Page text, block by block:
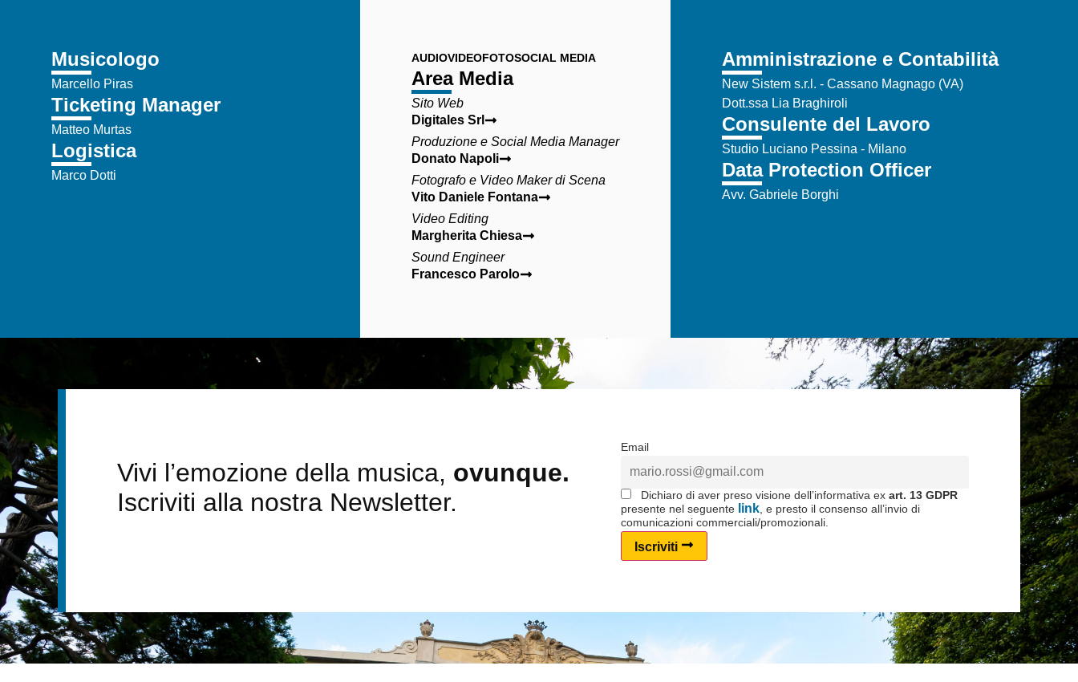
Musicologo
Marcello Piras
Ticketing Manager
Matteo Murtas
Logistica
Marco Dotti
AUDIOVIDEOFOTOSOCIAL MEDIA
Area Media
Sito Web
Digitales Srl
Produzione e Social Media Manager
Donato Napoli
Fotografo e Video Maker di Scena
Vito Daniele Fontana
Video Editing
Margherita Chiesa
Sound Engineer
Francesco Parolo
Amministrazione e Contabilità
New Sistem s.r.l. - Cassano Magnago (VA)
Dott.ssa Lia Braghiroli
Consulente del Lavoro
Studio Luciano Pessina - Milano
Data Protection Officer
Avv. Gabriele Borghi
Vivi l’emozione della musica, ovunque.
Iscriviti alla nostra Newsletter.
Email
Dichiaro di aver preso visione dell’informativa ex art. 13 GDPR
presente nel seguente link , e presto il consenso all’invio di
comunicazioni commerciali/promozionali.
Iscriviti